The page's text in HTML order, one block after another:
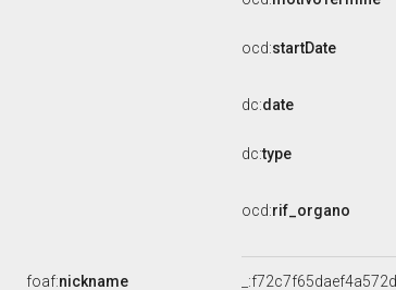
ocd:startDate
dc:date
dc:type
ocd:rif_organo
foaf:nickname